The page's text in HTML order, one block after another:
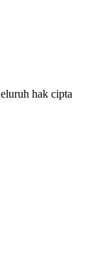
hak cipta